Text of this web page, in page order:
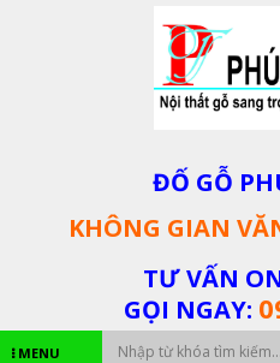
ĐỐ GỖ
KHÔNG GIAN
TƯ VẤN
GỌI NGAY:
MENU